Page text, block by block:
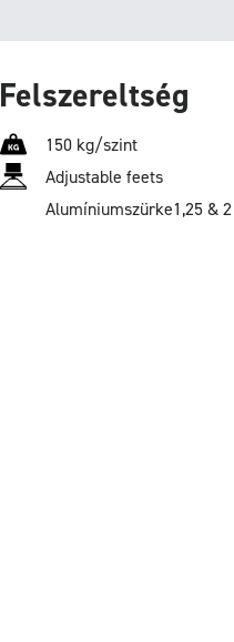
Felszereltség
150 kg/szint
Adjustable feets
Alumíniumszürke1,25 &